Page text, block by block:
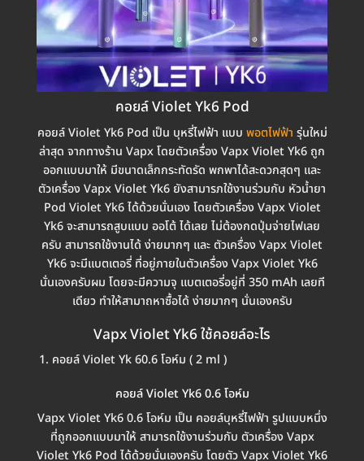
คอยล์ Violet Yk6 Pod
คอยล์ Violet Yk6 Pod เป็น บุหรี่ไฟฟ้า แบบ พอตไฟฟ้า รุ่นใหม่
ล่าสุด จากทางร้าน Vapx โดยตัวเครื่อง Vapx Violet Yk6 ถูก
ออกแบบมาให้ มีขนาดเล็กกระทัดรัด พกพาได้สะดวกสุดๆ และ
ตัวเครื่อง Vapx Violet Yk6 ยังสามารภใช้งานร่วมกับ หัวน้ำยา
Pod Violet Yk6 ได้ด้วยนั่นเอง โดยตัวเครื่อง Vapx Violet
Yk6 จะสามารถสูบแบบ ออโต้ ได้เลย ไม่ต้องกดปุ่มจ่ายไฟเลย
ครับ สามารถใช้งานได้ ง่ายมากๆ และ ตัวเครื่อง Vapx Violet
Yk6 จะมีแบตเตอรี่ ที่อยู่ภายในตัวเครื่อง Vapx Violet Yk6
นั่นเองครับผม โดยจะมีความจุ แบตเตอรี่อยู่ที่ 350 mAh เลยที
เดียว ทำให้สามาถหาซื้อได้ ง่ายมากๆ นั่นเองครับ
Vapx Violet Yk6 ใช้คอยล์อะไร
คอยล์ Violet Yk 60.6 โอห์ม ( 2 ml )
คอยล์ Violet Yk6 0.6 โอห์ม
Vapx Violet Yk6 0.6 โอห์ม เป็น คอยล์บุหรี่ไฟฟ้า รูปแบบหนึ่ง
ที่ถูกออกแบบมาให้ สามารถใช้งานร่วมกับ ตัวเครื่อง Vapx
Violet Yk6 Pod ได้ด้วยนั่นเองครับ โดยตัว Vapx Violet Yk6